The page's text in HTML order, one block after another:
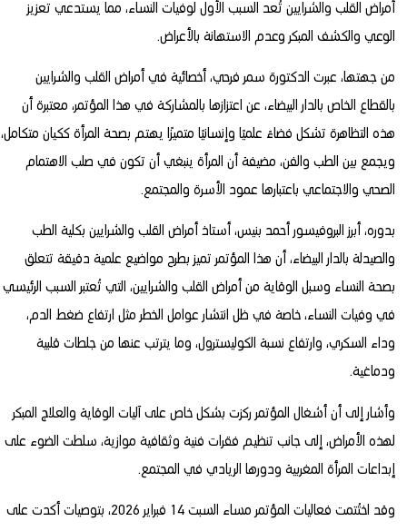
أمراض القلب والشرايين تُعد السبب الأول لوفيات النساء، مما يستدعي تعزيز
الوعي والكشف المبكر وعدم الاستهانة بالأعراض.
من جهتها، عبرت الدكتورة سمر فرحي، أخصائية في أمراض القلب والشرايين
بالقطاع الخاص بالدار البيضاء، عن اعتزازها بالمشاركة في هذا المؤتمر، معتبرة أن
هذه التظاهرة تشكل فضاءً علميًا وإنسانيًا متميزًا يهتم بصحة المرأة ككيان متكامل،
ويجمع بين الطب والفن، مضيفة أن المرأة ينبغي أن تكون في صلب الاهتمام
الصحي والاجتماعي باعتبارها عمود الأسرة والمجتمع.
بدوره، أبرز البروفيسور أحمد بنيس، أستاذ أمراض القلب والشرايين بكلية الطب
والصيدلة بالدار البيضاء، أن هذا المؤتمر تميز بطرح مواضيع علمية دقيقة تتعلق
بصحة النساء وسبل الوقاية من أمراض القلب والشرايين، التي تُعتبر السبب الرئيسي
في وفيات النساء، خاصة في ظل انتشار عوامل الخطر مثل ارتفاع ضغط الدم،
وداء السكري، وارتفاع نسبة الكوليسترول، وما يترتب عنها من جلطات قلبية
ودماغية.
وأشار إلى أن أشغال المؤتمر ركزت بشكل خاص على آليات الوقاية والعلاج المبكر
لهذه الأمراض، إلى جانب تنظيم فقرات فنية وثقافية موازية، سلطت الضوء على
إبداعات المرأة المغربية ودورها الريادي في المجتمع.
وقد اختُتمت فعاليات المؤتمر مساء السبت 14 فبراير 2026، بتوصيات أكدت على